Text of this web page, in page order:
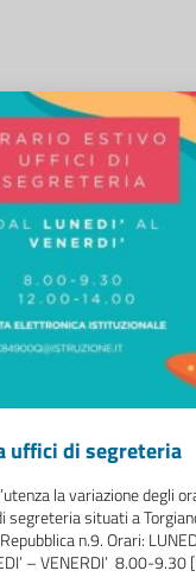
uffici di segreteria
la variazione degli
segreteria situati a
n.9. Orari:
– VENERDI’ 8.00-